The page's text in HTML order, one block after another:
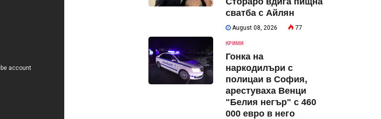
сватба с Айлян
August 08, 2026 77
КРИМИ
Гонка на
наркодилъри с
полицаи в София,
арестуваха Венци
"Белия негър" с 460
000 евро в него